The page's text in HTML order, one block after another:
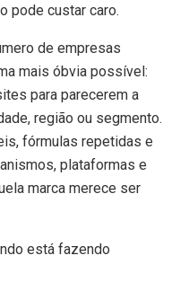
pode custar caro.
de empresas
mais óbvia possível:
para parecerem a
região ou segmento.
fórmulas repetidas e
plataformas e
marca merece ser
está fazendo